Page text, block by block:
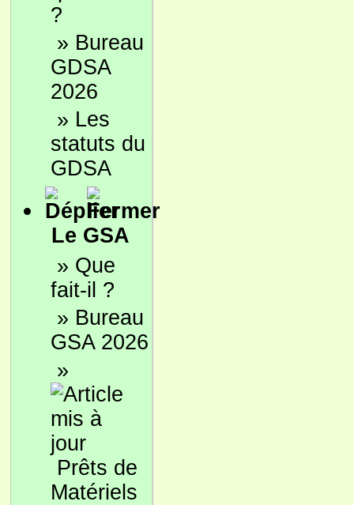
?
» Bureau
GDSA
2026
» Les
statuts du
GDSA
Le GSA
» Que
fait-il ?
» Bureau
GSA 2026
»
Prêts de
Matériels